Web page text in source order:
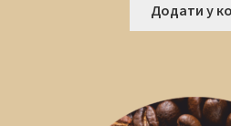
Додати у